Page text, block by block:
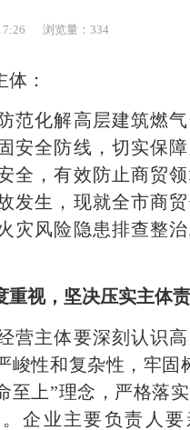
浏览量：334
：
化解高层建筑燃气
安全防线，切实保
全，有效防止商贸
发生，现就全市商
灾风险隐患排查整
重视，坚决压实主体
主体要深刻认识高
峻性和复杂性，牢固
至上”理念，严格落
企业主要负责人要